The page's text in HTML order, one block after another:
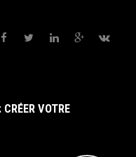
VOTRE